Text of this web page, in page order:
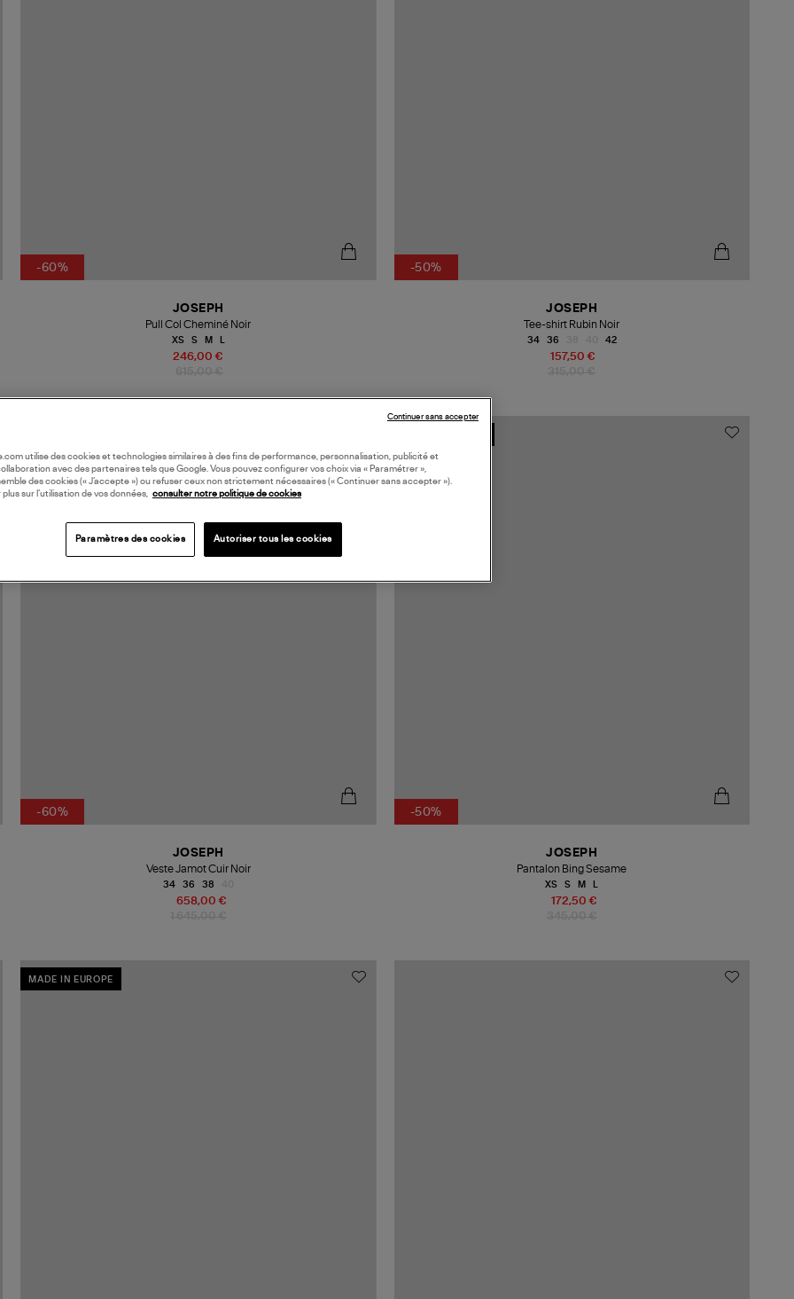
-60%
246,00 €
JOSEPH
Pull Col Cheminé Noir
XS S M
-50%
157,50 €
JOSEPH
Tee-shirt Rubin Noir
34 36 42
-60%
658,00 €
JOSEPH
Veste Jamot Cuir Noir
34 36 38
-50%
172,50 €
JOSEPH
Pantalon Bing Sesame
XS S M L
MADE IN EUROPE
utilise des cookies et technologies similaires à des fins de performance, personnalisation, publicité et
avec des partenaires tels que Google. Vous pouvez configurer vos choix via « Paramétrer »,
des cookies (« J’accepte ») ou refuser ceux non strictement nécessaires (« Continuer sans accepter »).
plus sur l’utilisation de vos données, consulter notre politique de cookies
Paramètres des cookies Autoriser tous les cookies
Continuer sans accepter